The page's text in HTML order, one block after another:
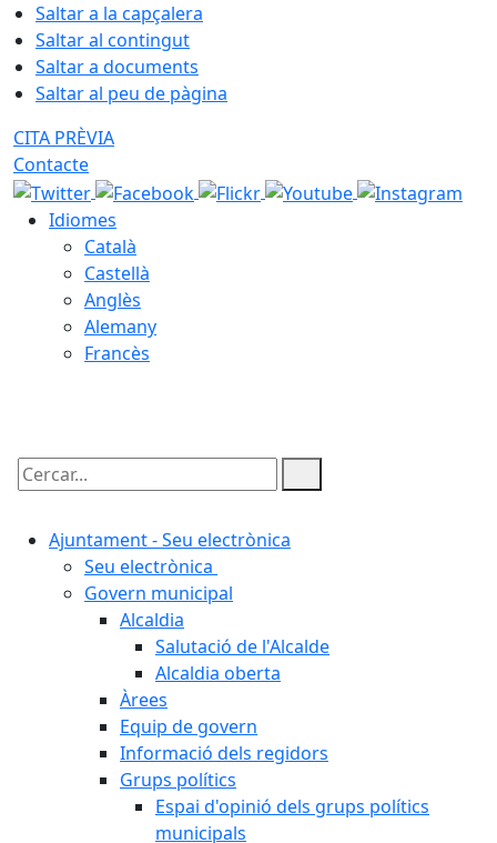
Saltar a la capçalera
Saltar al contingut
Saltar a documents
Saltar al peu de pàgina
CITA PRÈVIA
Contacte
Idiomes
Català
Castellà
Anglès
Alemany
Francès
Cercar:
Ajuntament - Seu electrònica
Seu electrònica
Govern municipal
Alcaldia
Salutació de l'Alcalde
Alcaldia oberta
Àrees
Equip de govern
Informació dels regidors
Grups polítics
Espai d'opinió dels grups polítics
municipals